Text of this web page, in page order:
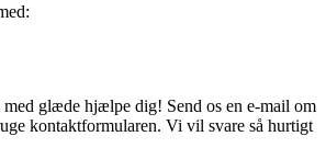
glæde hjælpe dig! Send os en e-mail om
kontaktformularen. Vi vil svare så hurtigt